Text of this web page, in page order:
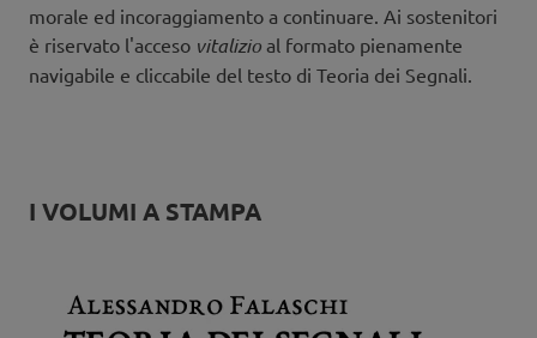
morale ed incoraggiamento a continuare. Ai sostenitori
è riservato l'acceso vitalizio al formato pienamente
navigabile e cliccabile del testo di Teoria dei Segnali.
I VOLUMI A STAMPA